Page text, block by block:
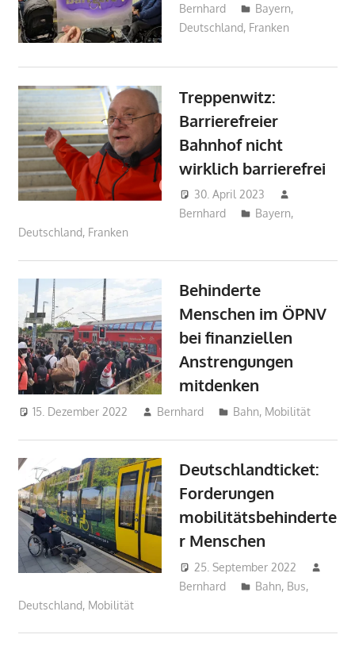
Bernhard
Bayern,
Deutschland, Franken
Treppenwitz:
Barrierefreier
Bahnhof nicht
wirklich barrierefrei
30. April 2023
Bernhard
Bayern,
Deutschland, Franken
Behinderte
Menschen im ÖPNV
bei finanziellen
Anstrengungen
mitdenken
15. Dezember 2022 Bernhard Bahn, Mobilität
Deutschlandticket:
Forderungen
mobilitätsbehinderte
r Menschen
25. September 2022
Bernhard
Bahn, Bus,
Deutschland, Mobilität